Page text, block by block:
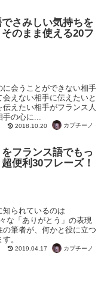
さみしい気持ちを
のまま使える20フ
会うことができない相手
えない相手に伝えたいと
えたい相手がフランス人
の心に...
2018.10.20 カプチーノ
フランス語でもっ
便利30フレーズ！
知られているのは
な「ありがとう」の表現
筆者が、何かと役に立つ
。
2019.04.17 カプチーノ